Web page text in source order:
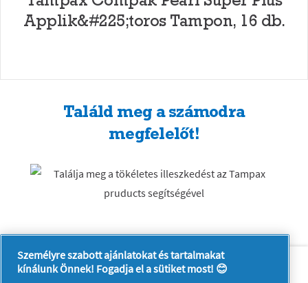
Applik&#225;toros Tampon, 16 db.
Találd meg a számodra
megfelelőt!
Rólunk
Kapcsolatfelvétel
A pg.com felkeresése
Személyre szabott ajánlatokat és tartalmakat
kínálunk Önnek! Fogadja el a sütiket most! 😊